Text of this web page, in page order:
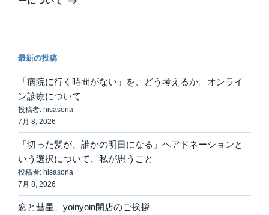
最新の投稿
「病院に行く時間がない」を、どう考えるか。オンライ
ン診療について
投稿者: hisasona
7月 8, 2026
「切った髪が、誰かの明日になる」ヘアドネーションと
いう選択について、私が思うこと
投稿者: hisasona
7月 8, 2026
窓と彗星、yoinyoin閉店のご挨拶